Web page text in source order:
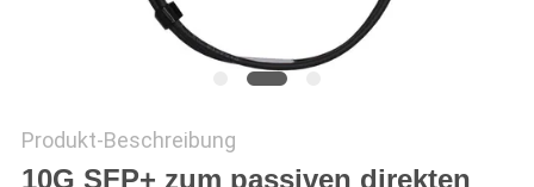
Produkt-Beschreibung
10G SFP+ zum passiven direkten